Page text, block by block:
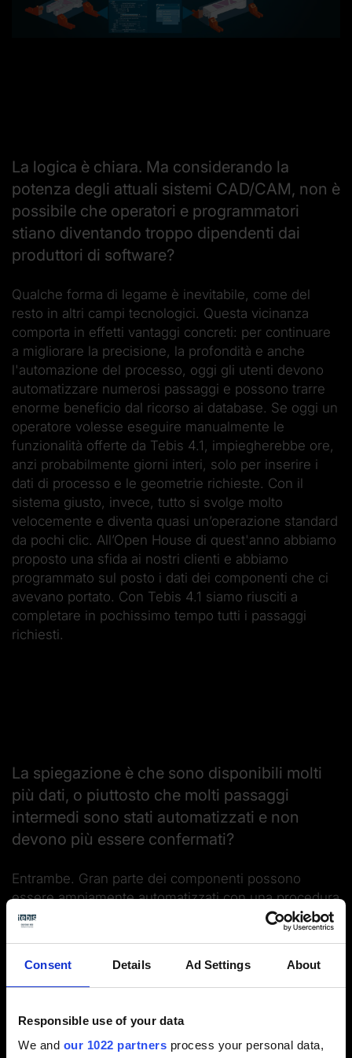
Consent Details Ad Settings About
Responsible use of your data
We and our 1022 partners process your personal data,
La logica è chiara. Ma considerando la
potenza degli attuali sistemi CAD/CAM, non è
possibile che operatori e programmatori
stiano diventando troppo dipendenti dai
produttori di software?
Qualche forma di legame è inevitabile, come del
resto in altri campi tecnologici. Questa vicinanza
comporta in effetti vantaggi concreti: per continuare
a migliorare la precisione, la profondità e anche
l'automazione del processo, oggi gli utenti devono
automatizzare numerosi passaggi e possono trarre
enorme beneficio dal ricorso ai database. Se oggi un
operatore volesse eseguire manualmente le
funzionalità offerte da Tebis 4.1, impiegherebbe ore,
anzi probabilmente giorni interi, solo per inserire i
dati di processo e le geometrie richieste. Con il
sistema giusto, invece, tutto si svolge molto
velocemente e diventa quasi un’operazione standard
da pochi clic. All’Open House di quest'anno abbiamo
proposto una sfida ai nostri clienti e abbiamo
programmato sul posto i dati dei componenti che ci
avevano portato. Con Tebis 4.1 siamo riusciti a
completare in pochissimo tempo tutti i passaggi
richiesti.
La spiegazione è che sono disponibili molti
più dati, o piuttosto che molti passaggi
intermedi sono stati automatizzati e non
devono più essere confermati?
Entrambe. Gran parte dei componenti possono
essere ampiamente automatizzati con una procedura
standardizzata e pochi clic.